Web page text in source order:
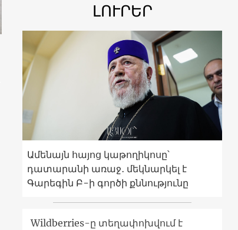
ԼՈՒՐԵՐ
Ամենայն հայոց կաթողիկոսը՝
դատարանի առաջ․ մեկնարկել է
Գարեգին Բ-ի գործի քննությունը
Wildberries-ը տեղափոխվում է